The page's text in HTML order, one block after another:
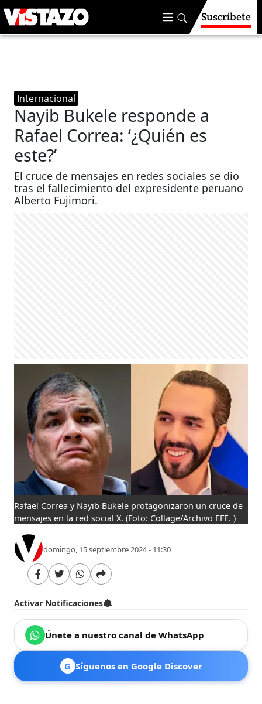
Suscríbete
Internacional
Nayib Bukele responde a
Rafael Correa: ‘¿Quién es
este?’
El cruce de mensajes en redes sociales se dio
tras el fallecimiento del expresidente peruano
Alberto Fujimori.
Rafael Correa y Nayib Bukele protagonizaron un cruce de
mensajes en la red social X. (Foto: Collage/Archivo EFE. )
domingo, 15 septiembre 2024 - 11:30
Activar Notificaciones
Únete a nuestro canal de WhatsApp
G Síguenos en Google Discover